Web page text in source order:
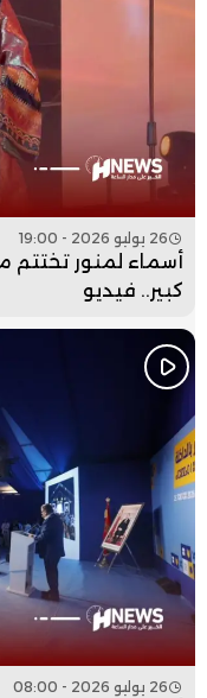
26 يوليو 2026 - 19:00
أسماء لمنور تختتم
كبير.. فيديو
26 يوليو 2026 - 08:00